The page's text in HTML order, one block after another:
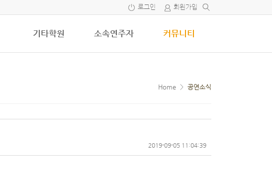
로그인 회원가입
기타학원 소속연주자 커뮤니티
Home > 공연소식
2019-09-05 11:04:39